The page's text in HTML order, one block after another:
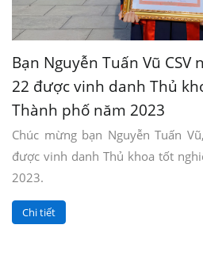
Bạn Nguyễn Tuấn Vũ CSV
22 được vinh danh Thủ
Thành phố năm 2023
Chúc mừng bạn Nguyễn Tuấn
được vinh danh Thủ khoa tốt
2023.
Chi tiết